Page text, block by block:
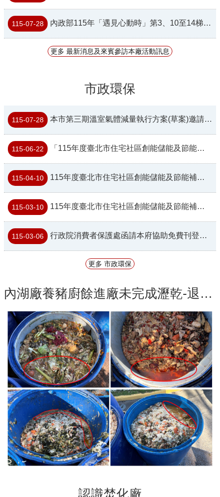
115-07-28 內政部115年「遇見心動時」第3、10至14梯次單身聯誼活動
更多 最新消息及來賓參訪本廠活動訊息
市政環保
115-07-28 本市第三期溫室氣體減量執行方案(草案)邀請各界提供建言
115-06-22 「115年度臺北市住宅社區創能儲能及節能補助計畫」第二階段補助（115年6月22日修正公告)
115-04-10 115年度臺北市住宅社區創能儲能及節能補助計畫（115年4月10日修正公告）
115-03-10 115年度臺北市住宅社區創能儲能及節能補助計畫
115-03-06 行政院消費者保護處函請本府協助免費刊登消費者保護教育宣導資訊
更多 市政環保
內湖廠養豬廚餘進廠未完成瀝乾-退運樣態（11月12日起）
認識焚化廠